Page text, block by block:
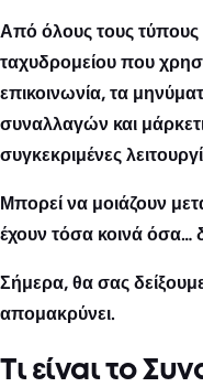
Από όλους τους
ταχυδρομείου που
επικοινωνία, τα
συναλλαγών και
συγκεκριμένες
Μπορεί να μοιάζουν
έχουν τόσα κοινά όσα…
Σήμερα, θα σας δείξουμε
απομακρύνει.
Τι είναι το